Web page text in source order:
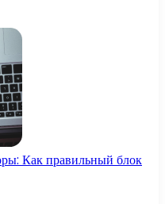
Как правильный блок